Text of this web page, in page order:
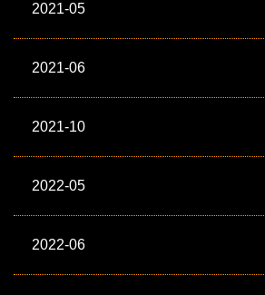
2021-05
2021-06
2021-10
2022-05
2022-06